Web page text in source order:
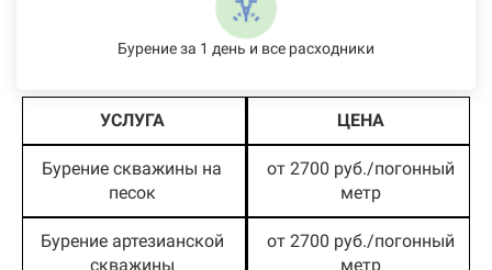
Бурение за 1 день и все расходники
УСЛУГА ЦЕНА
Бурение скважины на
песок
от 2700 руб./погонный
метр
Бурение артезианской
скважины
от 2700 руб./погонный
метр